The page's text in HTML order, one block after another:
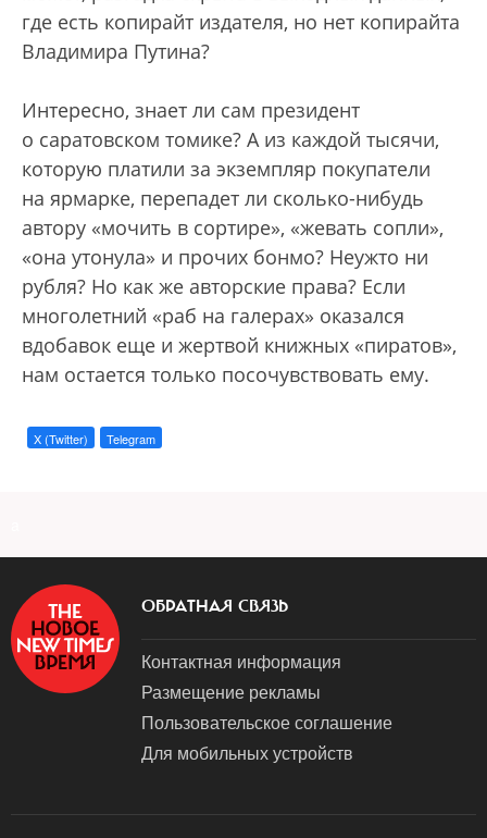
где есть копирайт издателя, но нет копирайта
Владимира Путина?
Интересно, знает ли сам президент
о саратовском томике? А из каждой тысячи,
которую платили за экземпляр покупатели
на ярмарке, перепадет ли сколько-нибудь
автору «мочить в сортире», «жевать сопли»,
«она утонула» и прочих бонмо? Неужто ни
рубля? Но как же авторские права? Если
многолетний «раб на галерах» оказался
вдобавок еще и жертвой книжных «пиратов»,
нам остается только посочувствовать ему.
X (Twitter) Telegram
ОБРАТНАЯ СВЯЗЬ
Контактная информация
Размещение рекламы
Пользовательское соглашение
Для мобильных устройств